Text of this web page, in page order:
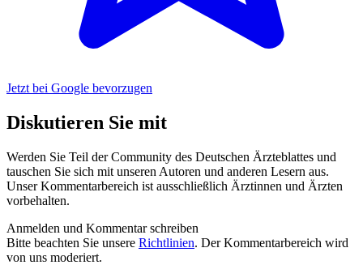
Jetzt bei Google bevorzugen
Diskutieren Sie mit
Werden Sie Teil der Community des Deutschen Ärzteblattes und
tauschen Sie sich mit unseren Autoren und anderen Lesern aus.
Unser Kommentarbereich ist ausschließlich Ärztinnen und Ärzten
vorbehalten.
Anmelden und Kommentar schreiben
Bitte beachten Sie unsere Richtlinien. Der Kommentarbereich wird
von uns moderiert.